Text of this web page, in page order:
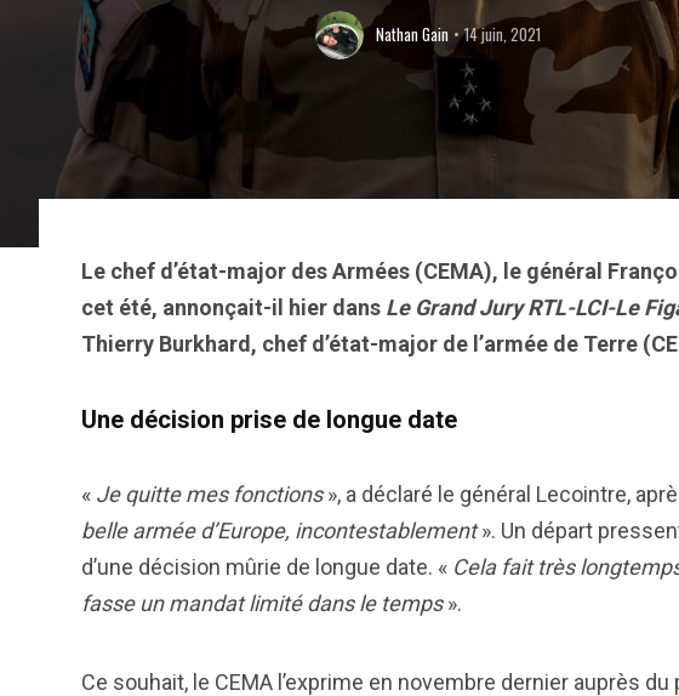
Nathan Gain 14 juin, 2021
Le chef d’état-major des Armées (CEMA), le général
cet été, annonçait-il hier dans Le Grand Jury RTL-LCI-Le
Thierry Burkhard, chef d’état-major de l’armée de Terre
Une décision prise de longue date
« Je quitte mes fonctions», a déclaré le général Lecointre,
belle armée d’Europe, incontestablement». Un départ
d’une décision mûrie de longue date. « Cela fait très
fasse un mandat limité dans le temps».
Ce souhait, le CEMA l’exprime en novembre dernier auprès